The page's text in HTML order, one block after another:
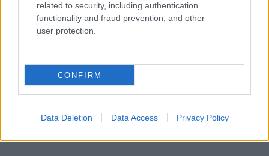
related to security, including authentication
functionality and fraud prevention, and other
user protection.
CONFIRM
Data Deletion Data Access Privacy Policy
ΤΙ ΔΙΑΒΑΖΕΤΑΙ